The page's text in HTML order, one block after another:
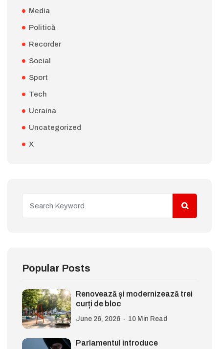
Media
Politică
Recorder
Social
Sport
Tech
Ucraina
Uncategorized
X
Popular Posts
Renovează și modernizează trei
curți de bloc
June 26, 2026 10 Min Read
Parlamentul introduce